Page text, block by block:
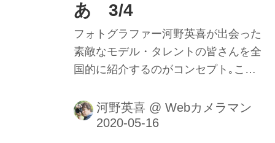
あ 3/4
フォトグラファー河野英喜が出会った
素敵なモデル・タレントの皆さんを全
国的に紹介するのがコンセプト｡ここ
インダー内の様子を垣間見ることがで
きるのはもちろん､週替わりの撮影小
河野英喜 @ Webカメラマン